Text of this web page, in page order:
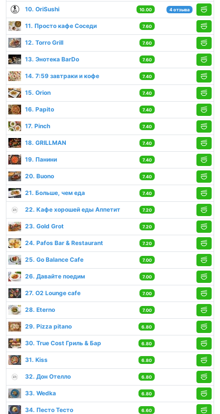
10. OriSushi 10.00 4 отзыва
11. Просто кафе Соседи 7.60
12. Torro Grill 7.60
13. Энотека BarDo 7.60
14. 7:59 завтраки и кофе 7.40
15. Orion 7.40
16. Papito 7.40
17. Pinch 7.40
18. GRILLMAN 7.40
19. Панини 7.40
20. Buono 7.40
21. Больше, чем еда 7.40
22. Кафе хорошей еды Аппетит 7.20
23. Gold Grot 7.20
24. Pafos Bar & Restaurant 7.20
25. Go Balance Cafe 7.00
26. Давайте поедим 7.00
27. О2 Lounge cafe 7.00
28. Eterno 7.00
29. Pizza pitano 6.80
30. True Cost Гриль & Бар 6.80
31. Kiss 6.80
32. Дон Отелло 6.80
33. Wedka 6.80
34. Песто Тесто 6.60